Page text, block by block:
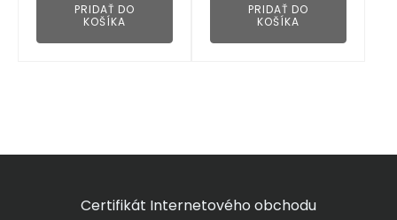
PRIDAŤ DO
KOŠÍKA
PRIDAŤ DO
KOŠÍKA
Certifikát Internetového obchodu